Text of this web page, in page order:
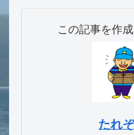
この記事を作
たれ